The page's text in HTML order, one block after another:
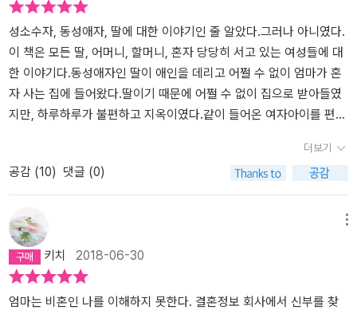
마라는 이유로 자신의 생을 희생하며 살아온 엄마들, 아이를 맡길 곳
이 없어 동동거리는 젊은 엄마들, 엄마가 된다는 부푼 기대를 품은 예
비 엄마들. 그들이 살아갈 생이 제발 지금보다 평등하고 아름답기를.
서로를 배려하고 존중하는 날들이기를. 징그럽고도 길고 긴 삶이 그
래도 살만하다고 말할 수 있기를 바란다. 내 딸에 대하여, 내 아들에
대하여, 내 삶에 대하여 모두에게 당당하게 말할 수 있는 날들이 오기
력을 잃고 흐물흐물해진 살들이 앙상한 뼈에 겨우 매달려 있다. 덜렁
거리는 살들을 치대며 비누칠을 한다. 젠의 다리가 덜덜 떨린다. 거품
이 묻은 손으로 사타구니를 꼼꼼히 매만지고 시커먼 욕창 주변에 일
어난 죽은 살들을 떼어 낸다.어쩌자고 이 여자는 이렇게 오래 살아 있
는 걸까.이런 순간 삶이라는 게 얼마나 혹독한지 비로소 알 것 같다.
하나의 산을 넘으면 또 하나의 산이 나타나고 또 다음 산이 나타나고.
삶은 결코 너그러워지는 법이 없다. 관용이나 아량을 기대할 수 없는
상대. 그러니까 결국은 지게 될 싸움. 져야만 끝이 나는 싸움. -91
쪽 화자가 느끼는 두려움은 실체가 없는 동성애혐오와 달리 분명한
실체가 있는 것이다. 돌봄을 가족에게만 미루는 이 사회에서, 법률상
가족을 결혼과 혈연으로만 구성시켜 주는 이 사회에서, 결혼하지 못
하고 자식도 낳지 못하며 쉽게 직장을 잃고 마는 동성애자 커플은 너
무나 허약한 울타리인 것이다. 엄마인 자신이 든든한 울타리가 되어
주기에는 빈곤이 발목을 잡는다. 돈은 늘 문제가 되니까. 이렇게 <딸
으로 보여주는 듯하다. 엄마는 여전히 '보통-정상'이라는 범주를 포기
하지 않는다. 딸을 이해하려고 노력해도 이해까지 도달하는데 시간이
얼마나 걸릴지 모른다. '내가 너희를 이해할 수 있는 기적 같은 일이
일어날까. 때로 기적은 끔찍한 모습으로 오기도 하니까. 포기하지 않
는다면 언젠가 오긴 오겠지. 그럴 수도 있겠지. 하지만 그건 시간이 필
요한 일이잖니. 나한테 그만큼의 시간이 남았는지 모르겠다.' (194-1
말이다. 이 말에서도 어떤 희망이 읽히는데... 소설의 맨 끝은 이렇게
끝난다. '지금 내가 생각하는 건 아득한 내일이 아니다. 마주 서 있는
지금이다. 나는 오늘 주어진 일들을 생각하고 오직 그 모든 일들을 무
사히 마무리하겠다는 생각만 한다. 그런 식으로 길고 긴 내일들을 지
날 수 있을 거라고 믿어 볼 뿐이다.' (197쪽) '젠'의 장례식장에서 엄마
가 속으로 하고 있는 다짐이다. 이 다짐을 가만히 생각해 보면 엄마는
딸이 늙었을 때, 자신이 생각하는 보통 가족을 이루지 못했을 때 겪게
될, 혹 '젠'과 같은 최후를 맺지 않을까 걱정하는 자신을 질책한다고
었지만 결코 가볍지 않아서 읽으면서 많은 생각과 느낌이 교차되더군
요.불호 : 1. 아버지를 이해하기도 어려운 데 다른 사람들을 이해하기
는 더 어렵겠지요. 솔직히 동성연인인 레인과 그린을 완전히 이해할
수 있다고는 말 못할 것 같아요.
성소수자, 동성애자, 딸에 대한 이야기인 줄 알았다.그러나 아니였다.
이 책은 모든 딸, 어머니, 할머니, 혼자 당당히 서고 있는 여성들에 대
한 이야기다.동성애자인 딸이 애인을 데리고 어쩔 수 없이 엄마가 혼
자 사는 집에 들어왔다.딸이기 때문에 어쩔 수 없이 집으로 받아들였
지만, 하루하루가 불편하고 지옥이였다.같이 들어온 여자아이를 편하
그냥 평범하게 남자를 만나고 결혼하고 아이를 낳고 살아가기를 바랬
다.왜 자신의 딸이 그런 삶을 선택했는지, 왜 대학 강사로서의 불평등
한 것을 대변해서 그렇게 소리를 내는지 엄마는 도저히 받아들일 수
없었다.요양병원에서 아무런 가족도 없이 점점 죽어가는 할머니를 돌
보면서 엄마의 생각은 더 간절해졌을 것이다.결국은 딸이 그렇게 혼
자 죽어가는 삶이 될까봐, 나중에 홀로 남을까봐 딸을 그냥 봐 줄 수가
없었다.엄마와 딸과 딸의 동성애인과 요양소의 할머니까지 이 어울리
지 않는 조합이 한 공간에서 얼마나 숨막히고, 서로 상처를 받는지그
더보기
공감 (10) 댓글 (0)
키치 2018-06-30
엄마는 비혼인 나를 이해하지 못한다. 결혼정보 회사에서 신부를 찾